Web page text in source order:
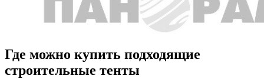
Где можно купить подходящие
строительные тенты